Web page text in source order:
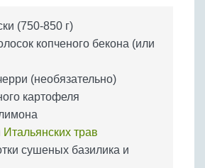
(750-850 г)
копченого бекона (или
(необязательно)
картофеля
Итальянских трав
сушеных базилика и